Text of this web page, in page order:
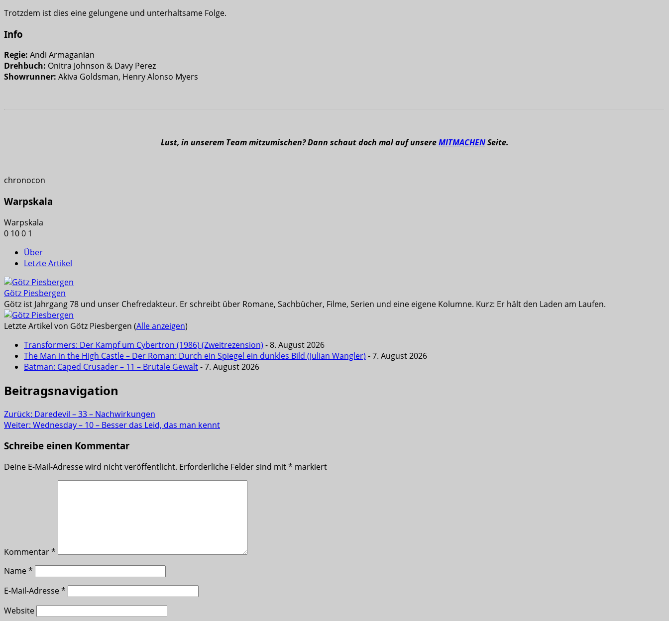
Trotzdem ist dies eine gelungene und unterhaltsame Folge.
Info
Regie: Andi Armaganian
Drehbuch: Onitra Johnson & Davy Perez
Showrunner: Akiva Goldsman, Henry Alonso Myers
Lust, in unserem Team mitzumischen? Dann schaut doch mal auf unsereMITMACHENSeite.
chronocon
Warpskala
Warpskala
0 100 1
Über
Letzte Artikel
Götz Piesbergen
Götz ist Jahrgang 78 und unser Chefredakteur. Er schreibt über Romane, Sachbücher, Filme, Serien und eine eigene Kolumne. Kurz: Er hält den Laden am Laufen.
Letzte Artikel von Götz Piesbergen (Alle anzeigen)
Transformers: Der Kampf um Cybertron (1986) (Zweitrezension) - 8. August 2026
The Man in the High Castle – Der Roman: Durch ein Spiegel ein dunkles Bild (Julian Wangler) - 7. August 2026
Batman: Caped Crusader – 11 – Brutale Gewalt- 7. August 2026
Beitragsnavigation
Zurück: Daredevil – 33 – Nachwirkungen
Weiter: Wednesday – 10 – Besser das Leid, das man kennt
Schreibe einen Kommentar
Deine E-Mail-Adresse wird nicht veröffentlicht. Erforderliche Felder sind mit* markiert
Kommentar*
Name*
E-Mail-Adresse*
Website